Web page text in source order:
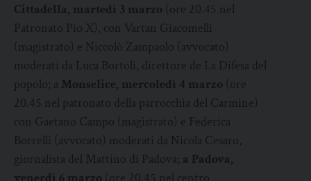
Cittadella, martedì 3 marzo (ore 20.45 nel
Patronato Pio X), con Vartan Giacomelli
(magistrato) e Niccolò Zampaolo (avvocato)
moderati da Luca Bortoli, direttore de La Difesa del
popolo; a Monselice, mercoledì 4 marzo (ore
20.45 nel patronato della parrocchia del Carmine)
con Gaetano Campo (magistrato) e Federica
Borrelli (avvocato) moderati da Nicola Cesaro,
giornalista del Mattino di Padova; a Padova,